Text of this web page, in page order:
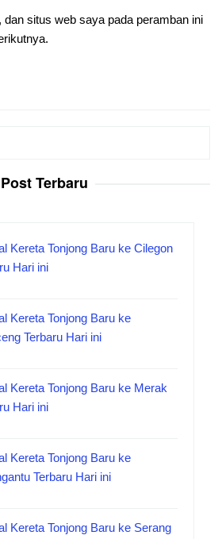
dan situs web saya pada peramban ini
Post Terbaru
Kereta Tonjong Baru ke Cilegon
Hari ini
Kereta Tonjong Baru ke
Terbaru Hari ini
Kereta Tonjong Baru ke Merak
Hari ini
Kereta Tonjong Baru ke
Terbaru Hari ini
Kereta Tonjong Baru ke Serang